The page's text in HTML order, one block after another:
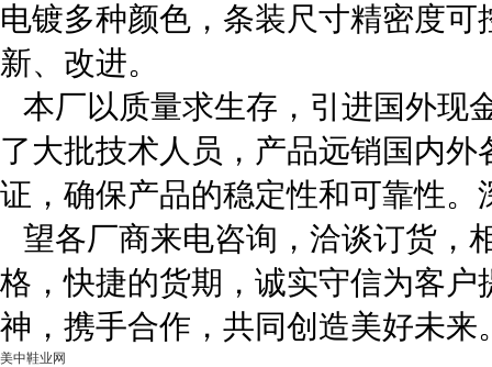
电镀多种颜色，条装尺寸精密度
新、改进。
本厂以质量求生存，引进国外现
了大批技术人员，产品远销国内
证，确保产品的稳定性和可靠性
望各厂商来电咨询，洽谈订货，
格，快捷的货期，诚实守信为客
神，携手合作，共同创造美好未来
美中鞋业网